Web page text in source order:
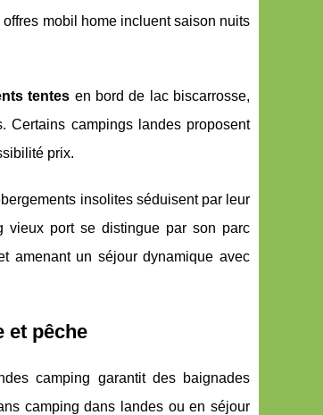
mobil home incluent saison nuits
tentes en bord de lac biscarrosse,
Certains campings landes proposent
prix.
insolites séduisent par leur
vieux port se distingue par son parc
amenant un séjour dynamique avec
et pêche
camping garantit des baignades
camping dans landes ou en séjour